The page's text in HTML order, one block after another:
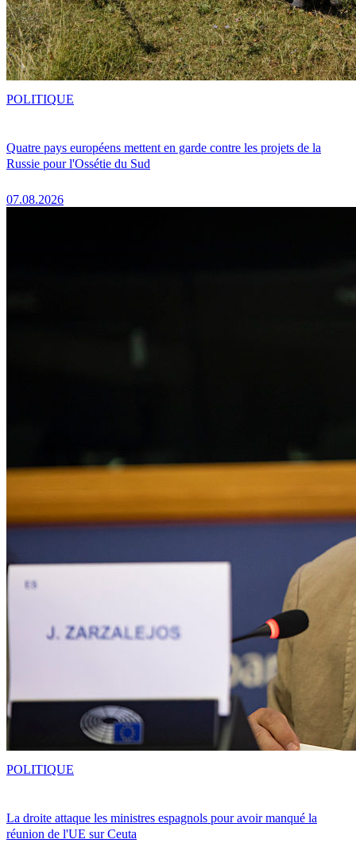
Quatre pays européens mettent en garde contre les projets de la
Russie pour l'Ossétie du Sud
07.08.2026
POLITIQUE
La droite attaque les ministres espagnols pour avoir manqué la
réunion de l'UE sur Ceuta
POLITIQUE